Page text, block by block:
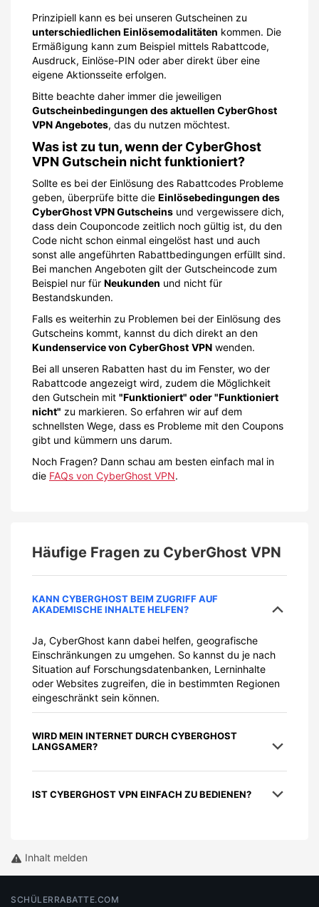
Prinzipiell kann es bei unseren Gutscheinen zu
unterschiedlichen Einlösemodalitäten kommen. Die
Ermäßigung kann zum Beispiel mittels Rabattcode,
Ausdruck, Einlöse-PIN oder aber direkt über eine
eigene Aktionsseite erfolgen.
Bitte beachte daher immer die jeweiligen
Gutscheinbedingungen des aktuellen CyberGhost
VPN Angebotes, das du nutzen möchtest.
Was ist zu tun, wenn der CyberGhost
VPN Gutschein nicht funktioniert?
Sollte es bei der Einlösung des Rabattcodes Probleme
geben, überprüfe bitte die Einlösebedingungen des
CyberGhost VPN Gutscheins und vergewissere dich,
dass dein Couponcode zeitlich noch gültig ist, du den
Code nicht schon einmal eingelöst hast und auch
sonst alle angeführten Rabattbedingungen erfüllt sind.
Bei manchen Angeboten gilt der Gutscheincode zum
Beispiel nur für Neukunden und nicht für
Bestandskunden.
Falls es weiterhin zu Problemen bei der Einlösung des
Gutscheins kommt, kannst du dich direkt an den
Kundenservice von CyberGhost VPN wenden.
Bei all unseren Rabatten hast du im Fenster, wo der
Rabattcode angezeigt wird, zudem die Möglichkeit
den Gutschein mit "Funktioniert" oder "Funktioniert
nicht" zu markieren. So erfahren wir auf dem
schnellsten Wege, dass es Probleme mit den Coupons
gibt und kümmern uns darum.
Noch Fragen? Dann schau am besten einfach mal in
die FAQs von CyberGhost VPN.
Häufige Fragen zu CyberGhost VPN
KANN CYBERGHOST BEIM ZUGRIFF AUF
AKADEMISCHE INHALTE HELFEN?
Ja, CyberGhost kann dabei helfen, geografische
Einschränkungen zu umgehen. So kannst du je nach
Situation auf Forschungsdatenbanken, Lerninhalte
oder Websites zugreifen, die in bestimmten Regionen
eingeschränkt sein können.
WIRD MEIN INTERNET DURCH CYBERGHOST
LANGSAMER?
IST CYBERGHOST VPN EINFACH ZU BEDIENEN?
Inhalt melden
SCHÜLERRABATTE.COM